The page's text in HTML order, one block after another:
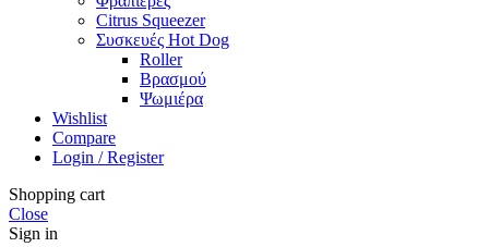
Citrus Squeezer
Συσκευές Hot Dog
Roller
Βρασμού
Ψωμιέρα
Wishlist
Compare
Login / Register
Shopping cart
Close
Sign in